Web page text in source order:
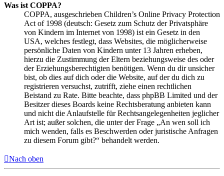
Was ist COPPA?
COPPA, ausgeschrieben Children’s Online Privacy Protection
Act of 1998 (deutsch: Gesetz zum Schutz der Privatsphäre
von Kindern im Internet von 1998) ist ein Gesetz in den
USA, welches festlegt, dass Websites, die möglicherweise
persönliche Daten von Kindern unter 13 Jahren erheben,
hierzu die Zustimmung der Eltern beziehungsweise des oder
der Erziehungsberechtigten benötigen. Wenn du dir unsicher
bist, ob dies auf dich oder die Website, auf der du dich zu
registrieren versuchst, zutrifft, ziehe einen rechtlichen
Beistand zu Rate. Bitte beachte, dass phpBB Limited und der
Besitzer dieses Boards keine Rechtsberatung anbieten kann
und nicht die Anlaufstelle für Rechtsangelegenheiten jeglicher
Art ist; außer solchen, die unter der Frage „An wen soll ich
mich wenden, falls es Beschwerden oder juristische Anfragen
zu diesem Forum gibt?“ behandelt werden.
Nach oben